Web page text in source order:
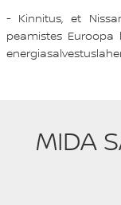
- Kinnitus, et
peamistes Euroopa
MIDA